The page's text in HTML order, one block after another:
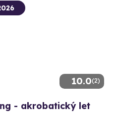
10.0(2)
- akrobatický let